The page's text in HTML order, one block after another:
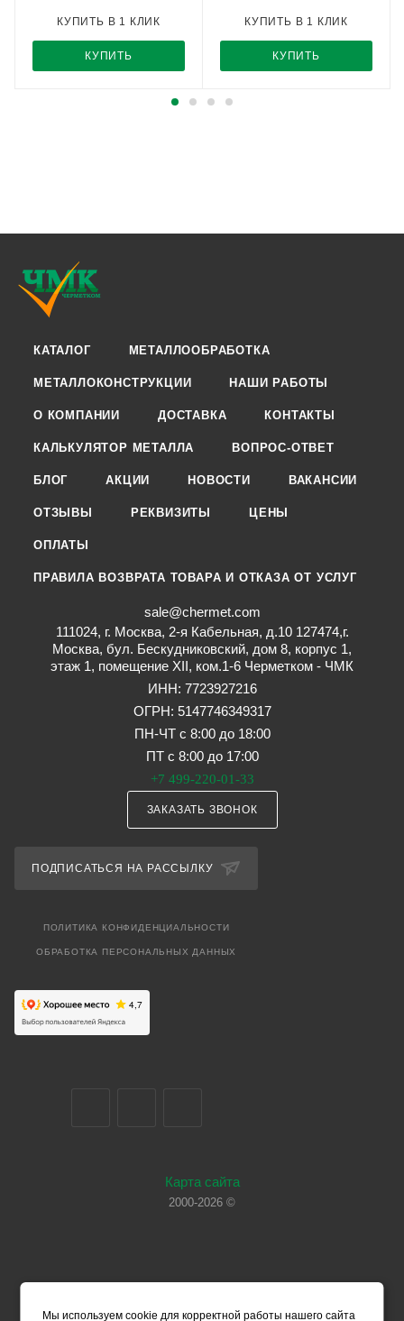
КУПИТЬ
КУПИТЬ В 1 КЛИК
КУПИТЬ
КУПИТЬ В 1 КЛИК
КАТАЛОГ МЕТАЛЛООБРАБОТКА
МЕТАЛЛОКОНСТРУКЦИИ НАШИ РАБОТЫ
О КОМПАНИИ ДОСТАВКА КОНТАКТЫ
КАЛЬКУЛЯТОР МЕТАЛЛА ВОПРОС-ОТВЕТ
БЛОГ АКЦИИ НОВОСТИ ВАКАНСИИ
ОТЗЫВЫ РЕКВИЗИТЫ ЦЕНЫ
ОПЛАТЫ
ПРАВИЛА ВОЗВРАТА ТОВАРА И ОТКАЗА ОТ УСЛУГ
sale@chermet.com
111024, г. Москва, 2-я Кабельная, д.10 127474,г.
Москва, бул. Бескудниковский, дом 8, корпус 1,
этаж 1, помещение XII, ком.1-6 Черметком - ЧМК
ИНН: 7723927216
ОГРН: 5147746349317
ПН-ЧТ с 8:00 до 18:00
ПТ с 8:00 до 17:00
+7 499-220-01-33
ЗАКАЗАТЬ ЗВОНОК
ПОДПИСАТЬСЯ НА РАССЫЛКУ
ПОЛИТИКА КОНФИДЕНЦИАЛЬНОСТИ
ОБРАБОТКА ПЕРСОНАЛЬНЫХ ДАННЫХ
Карта сайта
2000-2026 ©
Мы используем cookie для корректной работы нашего сайта